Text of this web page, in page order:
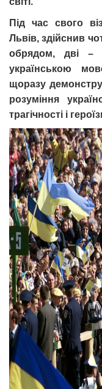
Під час свого
Львів, здійснив
обрядом, дві –
українською
щоразу
розуміння
трагічності і